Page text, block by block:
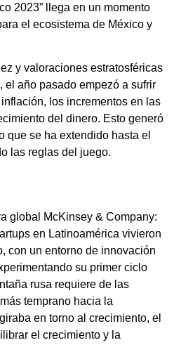
2023” llega en un momento
el ecosistema de México y
y valoraciones estratosféricas
el año pasado empezó a sufrir
los incrementos en las
del dinero. Esto generó
que se ha extendido hasta el
las reglas del juego.
global McKinsey & Company:
en Latinoamérica vivieron
con un entorno de innovación
su primer ciclo
rusa requiere de las
temprano hacia la
en torno al crecimiento, el
el crecimiento y la